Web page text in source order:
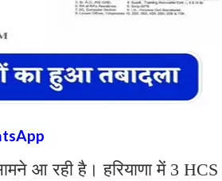
आ रही है। हरियाणा में 3 HCS